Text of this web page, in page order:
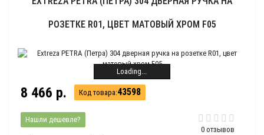
РОЗЕТКЕ R01, ЦВЕТ МАТОВЫЙ ХРОМ F05
Loading...
0 отзывов
8 466 р. Код товара:43598
Нашли дешевле?